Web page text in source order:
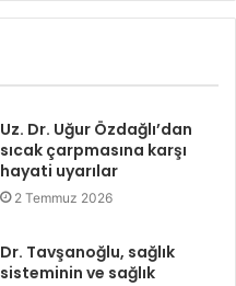
Uz. Dr. Uğur Özdağlı’dan
sıcak çarpmasına karşı
hayati uyarılar
2 Temmuz 2026
Dr. Tavşanoğlu, sağlık
sisteminin ve sağlık